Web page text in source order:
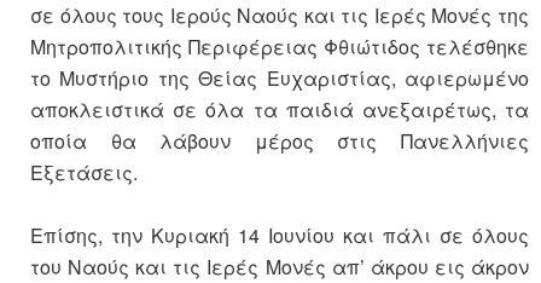
σε όλους τους Ιερούς Ναούς και τις Ιερές Μονές της
Μητροπολιτικής Περιφέρειας Φθιώτιδος τελέσθηκε
το Μυστήριο της Θείας Ευχαριστίας, αφιερωμένο
αποκλειστικά σε όλα τα παιδιά ανεξαιρέτως, τα
οποία θα λάβουν μέρος στις Πανελλήνιες
Εξετάσεις.
Επίσης, την Κυριακή 14 Ιουνίου και πάλι σε όλους
του Ναούς και τις Ιερές Μονές απ’ άκρου εις άκρον